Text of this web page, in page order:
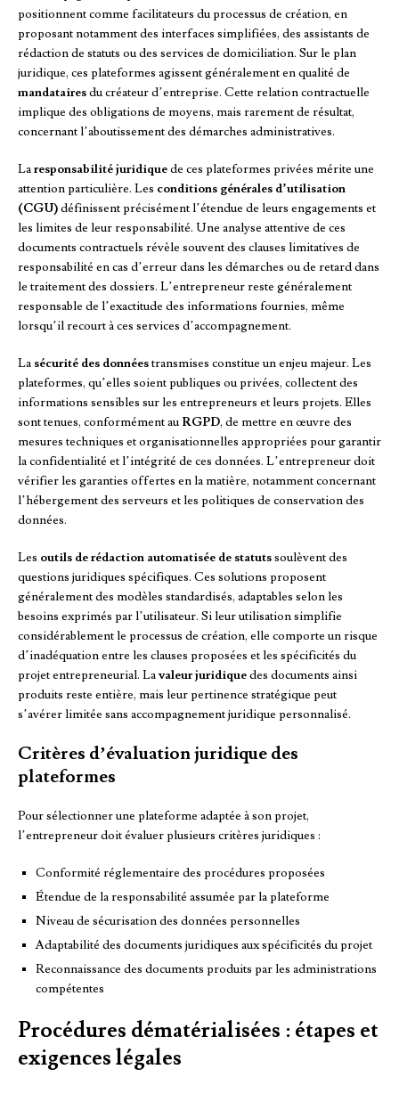
positionnent comme facilitateurs du processus de création, en
proposant notamment des interfaces simplifiées, des assistants de
rédaction de statuts ou des services de domiciliation. Sur le plan
juridique, ces plateformes agissent généralement en qualité de
mandatairesdu créateur d’entreprise. Cette relation contractuelle
implique des obligations de moyens, mais rarement de résultat,
concernant l’aboutissement des démarches administratives.
Laresponsabilité juridiquede ces plateformes privées mérite une
attention particulière. Les conditions générales d’utilisation
(CGU)définissent précisément l’étendue de leurs engagements et
les limites de leur responsabilité. Une analyse attentive de ces
documents contractuels révèle souvent des clauses limitatives de
responsabilité en cas d’erreur dans les démarches ou de retard dans
le traitement des dossiers. L’entrepreneur reste généralement
responsable de l’exactitude des informations fournies, même
lorsqu’il recourt à ces services d’accompagnement.
La sécurité des donnéestransmises constitue un enjeu majeur. Les
plateformes, qu’elles soient publiques ou privées, collectent des
informations sensibles sur les entrepreneurs et leurs projets. Elles
sont tenues, conformément auRGPD, de mettre en œuvre des
mesures techniques et organisationnelles appropriées pour garantir
la confidentialité et l’intégrité de ces données. L’entrepreneur doit
vérifier les garanties offertes en la matière, notamment concernant
l’hébergement des serveurs et les politiques de conservation des
données.
Les outils de rédaction automatisée de statutssoulèvent des
questions juridiques spécifiques. Ces solutions proposent
généralement des modèles standardisés, adaptables selon les
besoins exprimés par l’utilisateur. Si leur utilisation simplifie
considérablement le processus de création, elle comporte un risque
d’inadéquation entre les clauses proposées et les spécificités du
projet entrepreneurial. Lavaleur juridiquedes documents ainsi
produits reste entière, mais leur pertinence stratégique peut
s’avérer limitée sans accompagnement juridique personnalisé.
Critères d’évaluation juridique des
plateformes
Pour sélectionner une plateforme adaptée à son projet,
l’entrepreneur doit évaluer plusieurs critères juridiques :
Conformité réglementaire des procédures proposées
Étendue de la responsabilité assumée par la plateforme
Niveau de sécurisation des données personnelles
Adaptabilité des documents juridiques aux spécificités du projet
Reconnaissance des documents produits par les administrations
compétentes
Procédures dématérialisées : étapes et
exigences légales